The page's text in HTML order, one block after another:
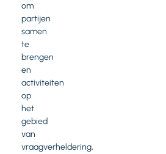
om
partijen
samen
te
brengen
en
activiteiten
op
het
gebied
van
vraagverheldering,